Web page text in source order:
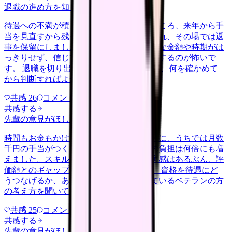
退職の進め方を知りたい
待遇への不満が積もって退職を申し出たところ、来年から手
当を見直すから残ってほしいと引き止められ、その場では返
事を保留にしました。口約束だけで具体的な金額や時期がは
っきりせず、信じて残ってまた同じ思いをするのが怖いで
す。 退職を切り出した後の引き止め交渉で、何を確かめて
から判断すればよかったのか教え…
共感 26 コメント
共感する
先輩の意見がほしい
時間もお金もかけて認定の資格を取ったのに、うちでは月数
千円の手当がつくだけで、係や相談対応の負担は何倍にも増
えました。スキルが現場で役立っている実感はあるぶん、評
価額とのギャップに正直もやもやします。 資格を待遇にど
うつなげるか、あるいは別の形で活かしているベテランの方
の考え方を聞いてみたいです。
共感 25 コメント
共感する